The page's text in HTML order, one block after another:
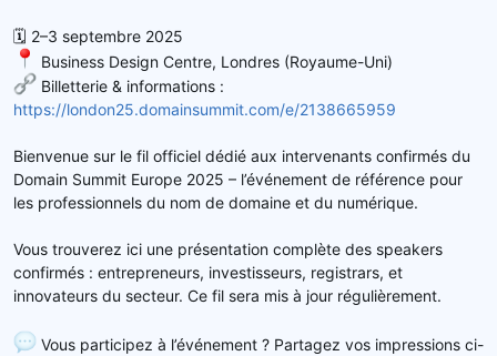
d
s
u
s
i
o
🗓 2–3 septembre 2025
Business Design Centre, Londres (Royaume-Uni)
Billetterie & informations :
https://london25.domainsummit.com/e/2138665959
Bienvenue sur le fil officiel dédié aux intervenants confirmés du
Domain Summit Europe 2025 – l’événement de référence pour
les professionnels du nom de domaine et du numérique.
Vous trouverez ici une présentation complète des speakers
confirmés : entrepreneurs, investisseurs, registrars, et
innovateurs du secteur. Ce fil sera mis à jour régulièrement.
Vous participez à l’événement ? Partagez vos impressions ci-